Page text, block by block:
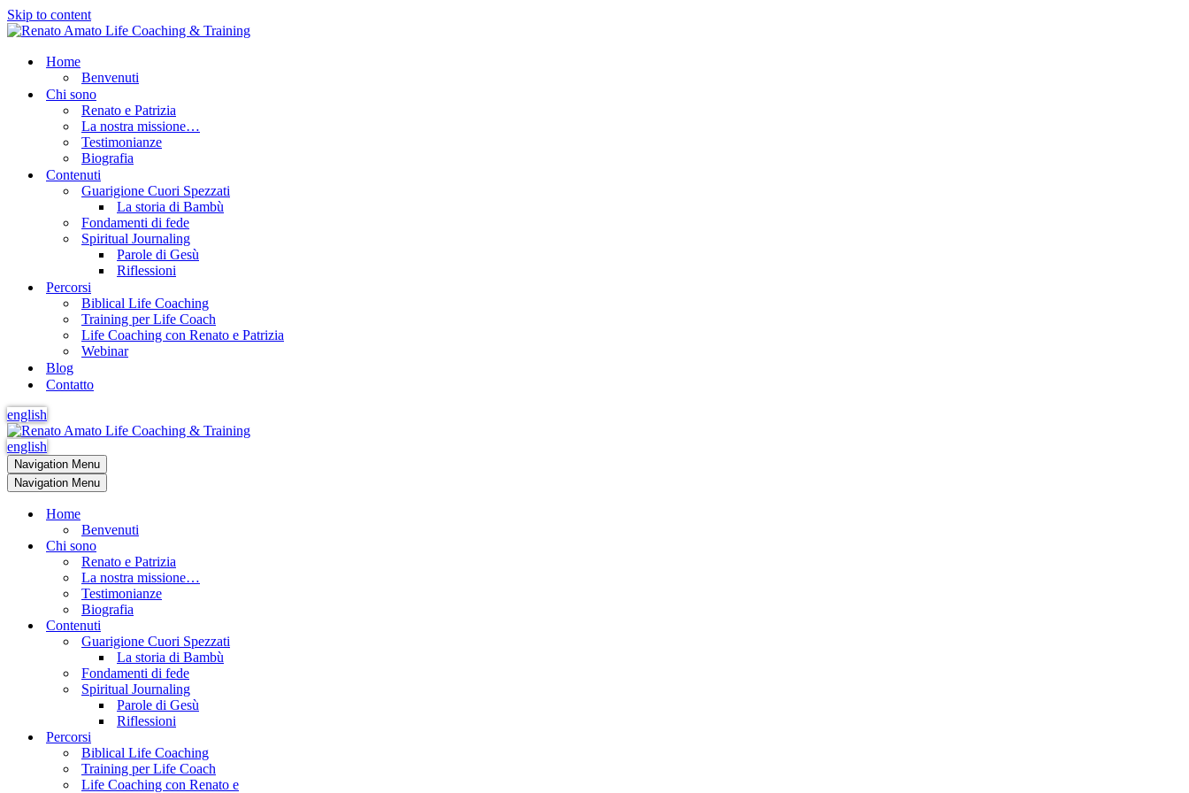
Skip to content
Home
Benvenuti
Chi sono
Renato e Patrizia
La nostra missione…
Testimonianze
Biografia
Contenuti
Guarigione Cuori Spezzati
La storia di Bambù
Fondamenti di fede
Spiritual Journaling
Parole di Gesù
Riflessioni
Percorsi
Biblical Life Coaching
Training per Life Coach
Life Coaching con Renato e Patrizia
Webinar
Blog
Contatto
english
english
Navigation Menu
Navigation Menu
Home
Benvenuti
Chi sono
Renato e Patrizia
La nostra missione…
Testimonianze
Biografia
Contenuti
Guarigione Cuori Spezzati
La storia di Bambù
Fondamenti di fede
Spiritual Journaling
Parole di Gesù
Riflessioni
Percorsi
Biblical Life Coaching
Training per Life Coach
Life Coaching con Renato e